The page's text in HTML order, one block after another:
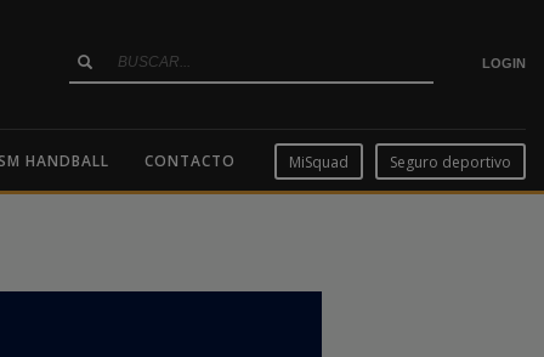
LOGIN
HANDBALL CONTACTO MiSquad Seguro deportivo